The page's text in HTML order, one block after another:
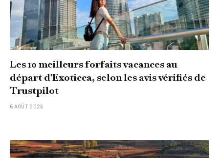
Les 10 meilleurs forfaits vacances au
départ d'Exoticca, selon les avis vérifiés de
Trustpilot
6 AOÛT 2026